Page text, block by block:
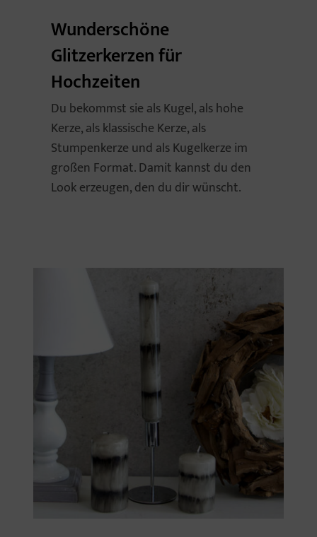
Wunderschöne
Glitzerkerzen für
Hochzeiten
Du bekommst sie als Kugel, als hohe
Kerze, als klassische Kerze, als
Stumpenkerze und als Kugelkerze im
großen Format. Damit kannst du den
Look erzeugen, den du dir wünscht.